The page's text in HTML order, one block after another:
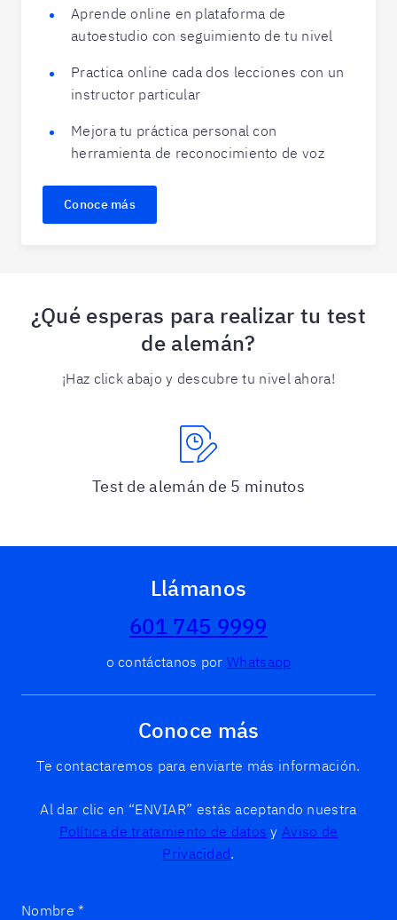
Aprende online en plataforma de
autoestudio con seguimiento de tu nivel
Practica online cada dos lecciones con un
instructor particular
Mejora tu práctica personal con
herramienta de reconocimiento de voz
Conoce más
¿Qué esperas para realizar tu test
de alemán?
¡Haz click abajo y descubre tu nivel ahora!
Test de alemán de 5 minutos
Llámanos
601 745 9999
o contáctanos por Whatsapp
Conoce más
Te contactaremos para enviarte más información.
Al dar clic en “ENVIAR” estás aceptando nuestra
Política de tratamiento de datos y Aviso de
Privacidad.
Nombre *